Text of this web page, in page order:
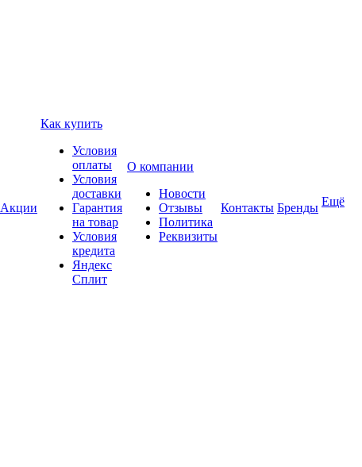
Акции
Как купить
Условия
оплаты
Условия
доставки
Гарантия
на товар
Условия
кредита
Яндекс
Сплит
О компании
Новости
Отзывы
Политика
Реквизиты
Контакты Бренды Ещё